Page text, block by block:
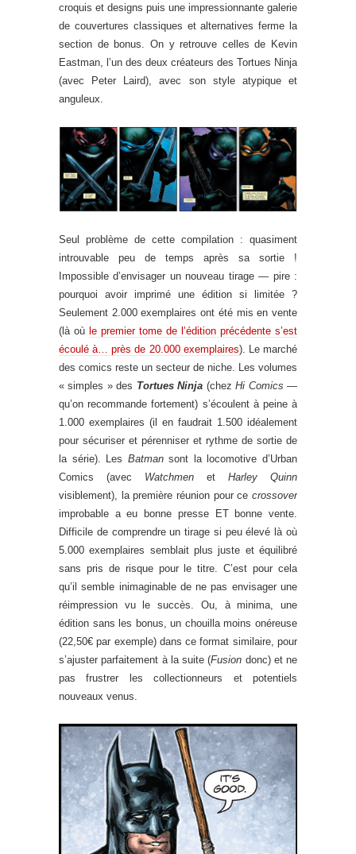
croquis et designs puis une impressionnante galerie
de couvertures classiques et alternatives ferme la
section de bonus. On y retrouve celles de Kevin
Eastman, l’un des deux créateurs des Tortues Ninja
(avec Peter Laird), avec son style atypique et
anguleux.
Seul problème de cette compilation : quasiment
introuvable peu de temps après sa sortie !
Impossible d’envisager un nouveau tirage — pire :
pourquoi avoir imprimé une édition si limitée ?
Seulement 2.000 exemplaires ont été mis en vente
(là où le premier tome de l’édition précédente s’est
écoulé à… près de 20.000 exemplaires). Le marché
des comics reste un secteur de niche. Les volumes
« simples » des Tortues Ninja (chezHi Comics —
qu’on recommande fortement) s’écoulent à peine à
1.000 exemplaires (il en faudrait 1.500 idéalement
pour sécuriser et pérenniser et rythme de sortie de
la série). Les Batmansont la locomotive d’Urban
Comics (avec Watchmen et Harley Quinn
visiblement), la première réunion pour ce crossover
improbable a eu bonne presse ET bonne vente.
Difficile de comprendre un tirage si peu élevé là où
5.000 exemplaires semblait plus juste et équilibré
sans pris de risque pour le titre. C’est pour cela
qu’il semble inimaginable de ne pas envisager une
réimpression vu le succès. Ou, à minima, une
édition sans les bonus, un chouilla moins onéreuse
(22,50€ par exemple) dans ce format similaire, pour
s’ajuster parfaitement à la suite (Fusion donc) et ne
pas frustrer les collectionneurs et potentiels
nouveaux venus.